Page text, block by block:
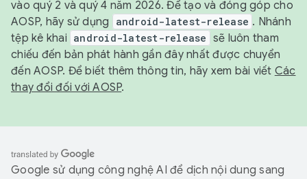
vào quý 2 và quý 4 năm 2026. Để tạo và đóng góp cho
AOSP, hãy sử dụng
android-latest-release . Nhánh
tệp kê khai android-latest-release sẽ luôn tham
chiếu đến bản phát hành gần đây nhất được chuyển
đến AOSP. Để biết thêm thông tin, hãy xem bài viết Các
thay đổi đối với AOSP.
Google sử dụng công nghệ AI để dịch nội dung sang